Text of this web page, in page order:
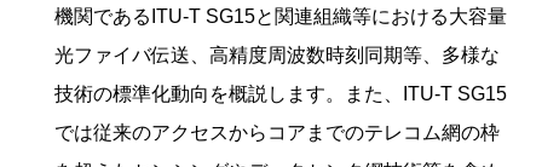
機関であるITU-T SG15と関連組織等における大容量
光ファイバ伝送、高精度周波数時刻同期等、多様な
技術の標準化動向を概説します。また、ITU-T SG15
では従来のアクセスからコアまでのテレコム網の枠